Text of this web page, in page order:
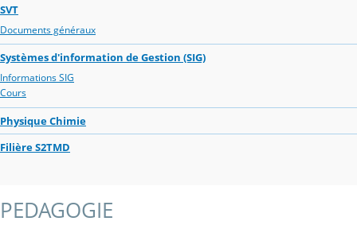
SVT
Documents généraux
Systèmes d'information de Gestion (SIG)
Informations SIG
Cours
Physique Chimie
Filière S2TMD
PEDAGOGIE